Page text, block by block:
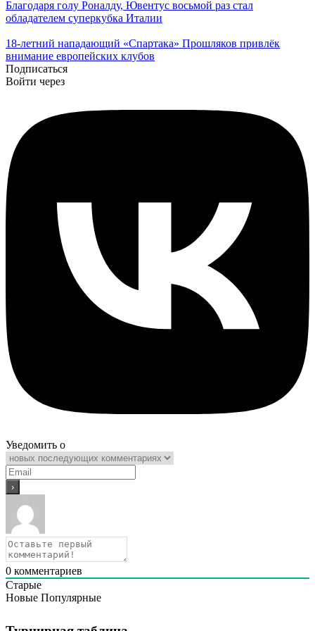
Благодаря голу Роналду, Ювентус восьмой раз стал
обладателем суперкубка Италии
18-летний нападающий «Спартака» Прошляков привлёк
внимание европейских клубов
Подписаться
Войти через
Уведомить о
0 комментариев
Старые
Новые Популярные